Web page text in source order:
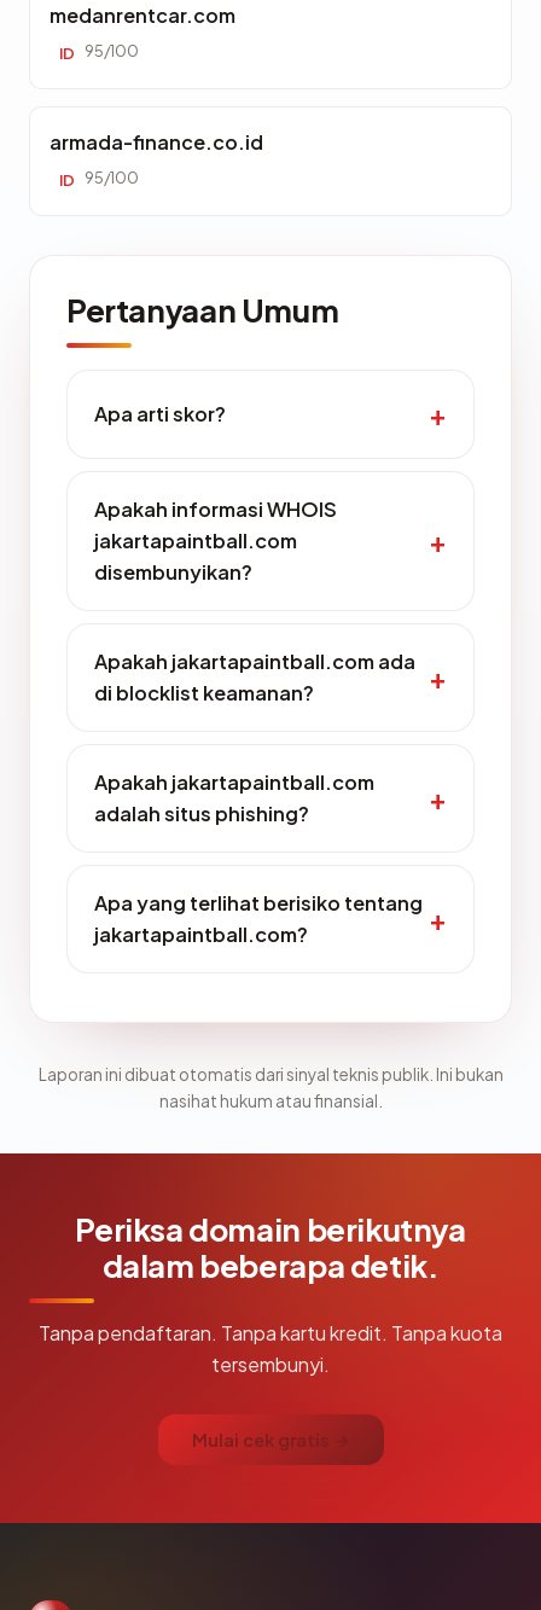
medanrentcar.com
ID 95/100
armada-finance.co.id
ID 95/100
Pertanyaan Umum
Apa arti skor?
Apakah informasi WHOIS
jakartapaintball.com
disembunyikan?
Apakah jakartapaintball.com ada
di blocklist keamanan?
Apakah jakartapaintball.com
adalah situs phishing?
Apa yang terlihat berisiko tentang
jakartapaintball.com?
Laporan ini dibuat otomatis dari sinyal teknis publik. Ini bukan
nasihat hukum atau finansial.
Periksa domain berikutnya
dalam beberapa detik.
Tanpa pendaftaran. Tanpa kartu kredit. Tanpa kuota
tersembunyi.
Mulai cek gratis →